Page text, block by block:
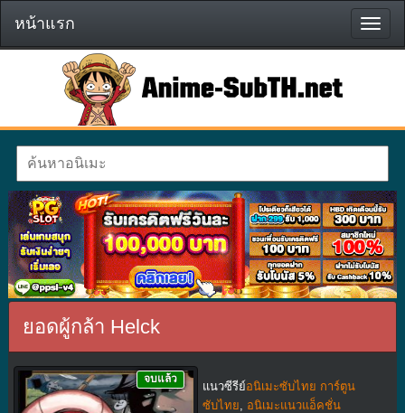
หน้า
แรก
หน้าแรก
ยอดผู้กล้า Helck
จบแล้ว
แนวซีรีย์อนิเมะซับไทย การ์ตูน
ซับไทย
อนิเมะแนวแอ็คชั่น